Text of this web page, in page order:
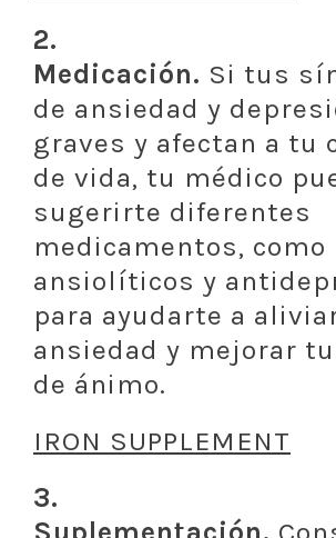
2.
Medicación. Si tus
de ansiedad y
graves y afectan a tu
de vida, tu médico
sugerirte diferentes
medicamentos, como
ansiolíticos y
para ayudarte a
ansiedad y mejorar
de ánimo.
IRON SUPPLEMENT
3.
Suplementación.